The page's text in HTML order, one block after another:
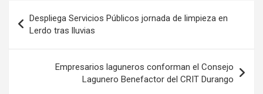
de
entradas
Despliega Servicios Públicos jornada de limpieza en
Lerdo tras lluvias
Empresarios laguneros conforman el Consejo
Lagunero Benefactor del CRIT Durango